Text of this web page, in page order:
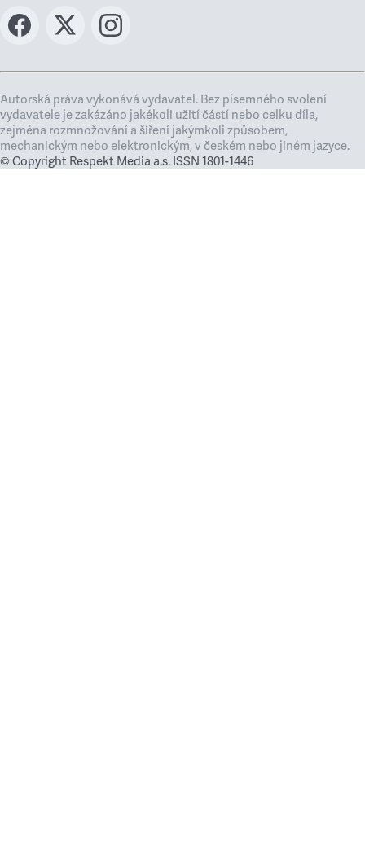
Autorská práva vykonává vydavatel. Bez písemného svolení
vydavatele je zakázáno jakékoli užití částí nebo celku díla,
zejména rozmnožování a šíření jakýmkoli způsobem,
mechanickým nebo elektronickým, v českém nebo jiném jazyce.
© Copyright Respekt Media a.s. ISSN 1801-1446